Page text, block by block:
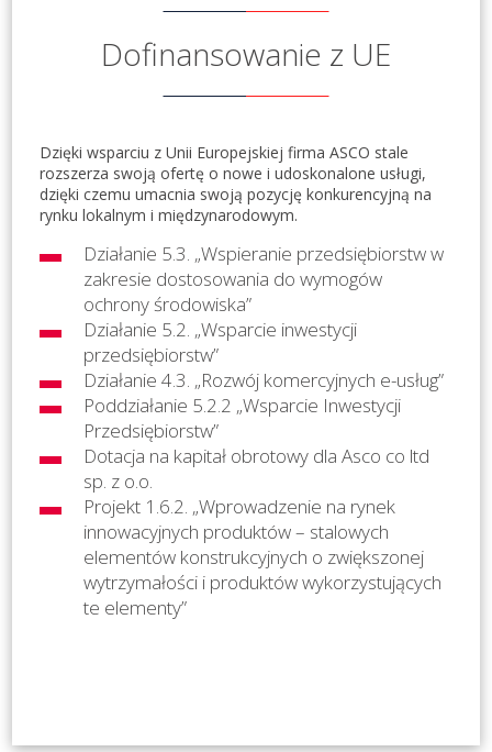
Dofinansowanie z UE
Dzięki wsparciu z Unii Europejskiej firma ASCO stale
rozszerza swoją ofertę o nowe i udoskonalone usługi,
dzięki czemu umacnia swoją pozycję konkurencyjną na
rynku lokalnym i międzynarodowym.
Działanie 5.3. „Wspieranie przedsiębiorstw w
zakresie dostosowania do wymogów
ochrony środowiska”
Działanie 5.2. „Wsparcie inwestycji
przedsiębiorstw”
Działanie 4.3. „Rozwój komercyjnych e-usług”
Poddziałanie 5.2.2 „Wsparcie Inwestycji
Przedsiębiorstw”
Dotacja na kapitał obrotowy dla Asco co ltd
sp. z o.o.
Projekt 1.6.2. „Wprowadzenie na rynek
innowacyjnych produktów – stalowych
elementów konstrukcyjnych o zwiększonej
wytrzymałości i produktów wykorzystujących
te elementy”